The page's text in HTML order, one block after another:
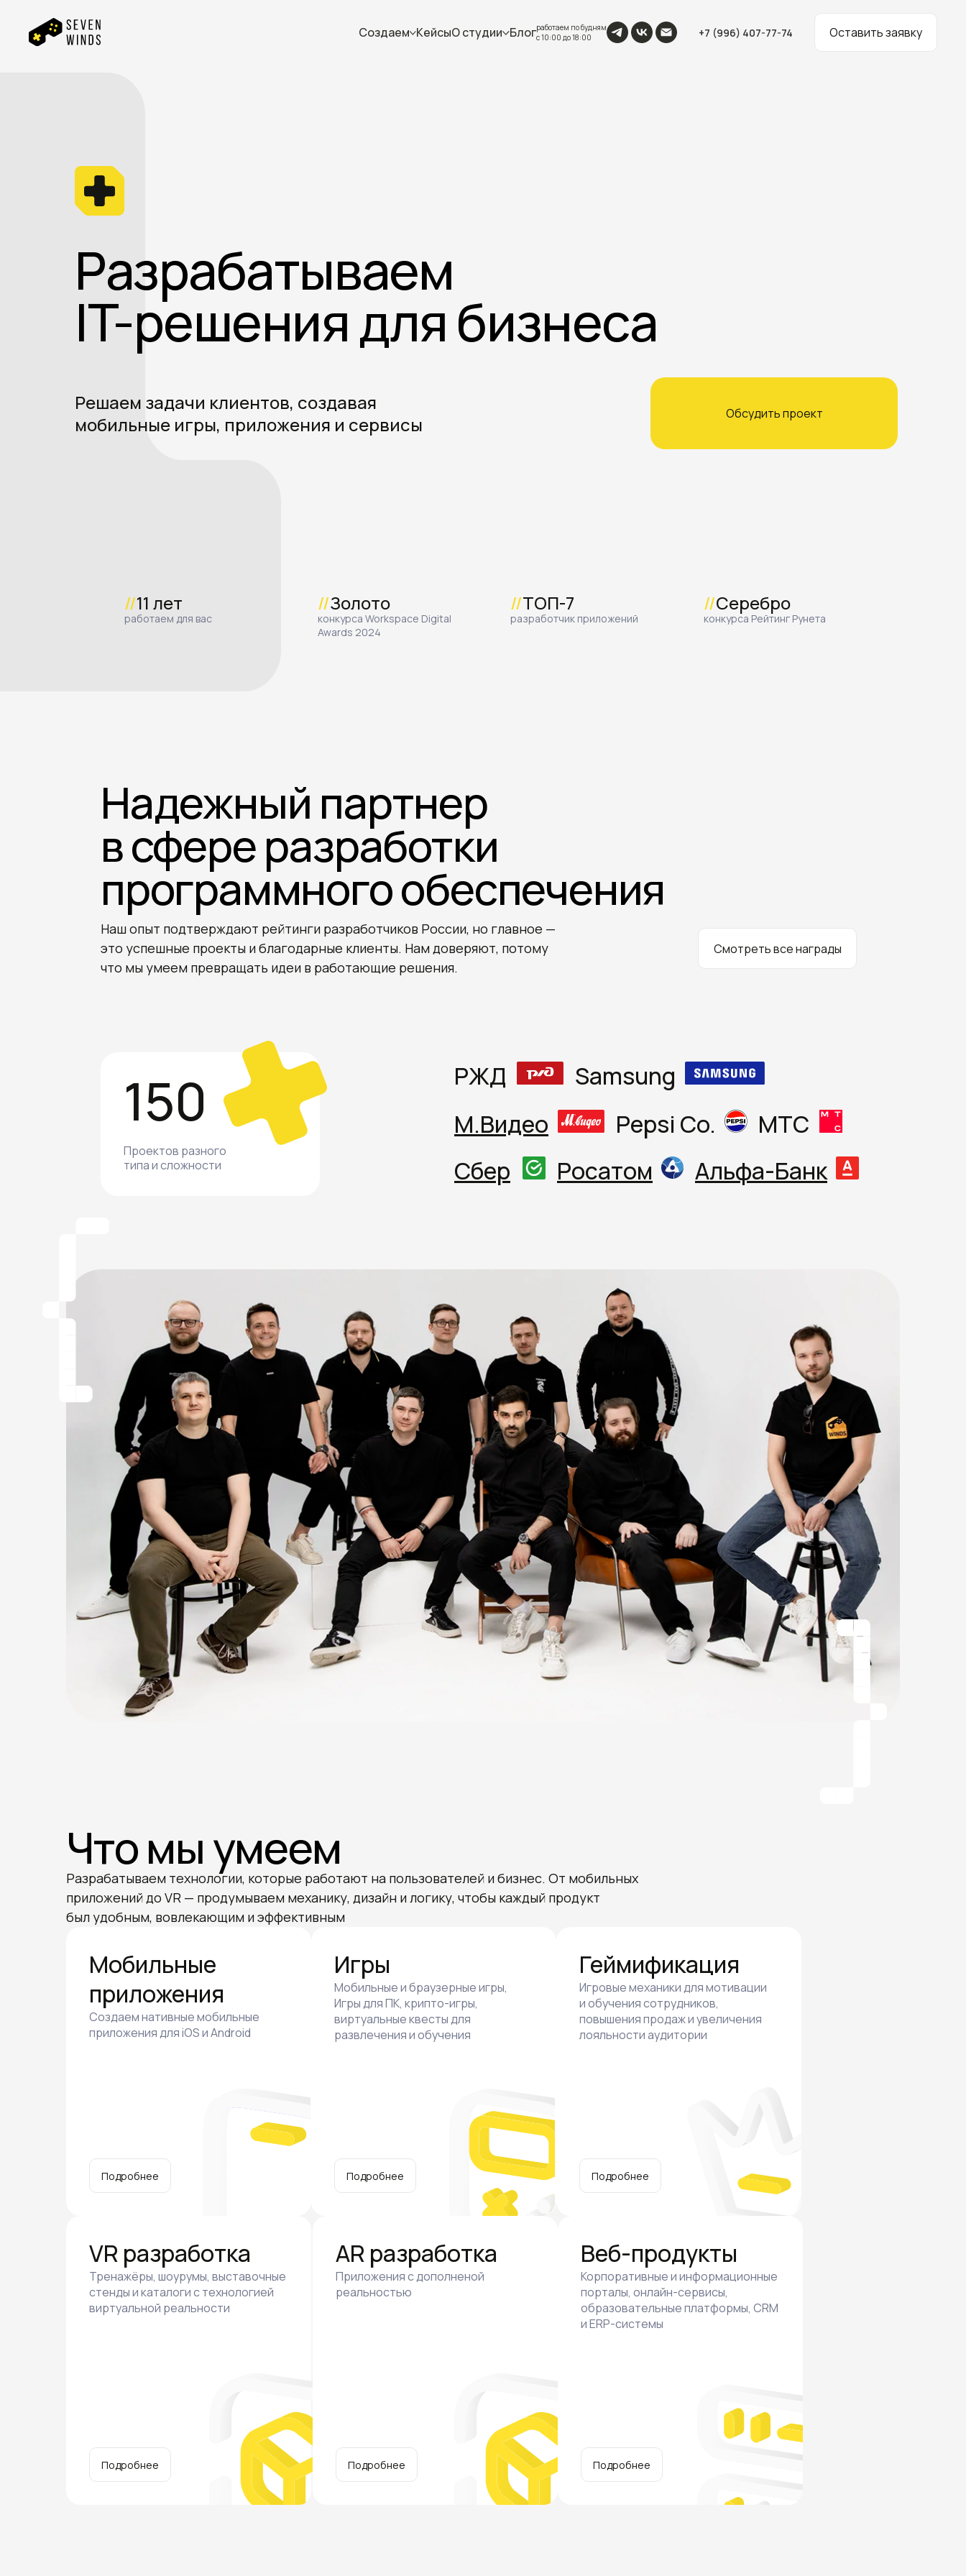
Создаем КейсыО студии Блогработаем по будням
с 10:00 до 18:00
+7 (996) 407-77-74 Оставить заявку
Разрабатываем
IT-решения для бизнеса
Решаем задачи клиентов, создавая
мобильные игры, приложения и сервисы
Обсудить проект
//11 лет
работаем для вас
//Золото
конкурса Workspace Digital
Awards 2024
//ТОП-7
разработчик приложений
//Серебро
конкурса Рейтинг Рунета
Надежный партнер
в сфере разработки
программного обеспечения
Наш опыт подтверждают рейтинги разработчиков России, но главное —
это успешные проекты и благодарные клиенты. Нам доверяют, потому
что мы умеем превращать идеи в работающие решения.
Смотреть все награды
150
Проектов разного
типа и сложности
РЖД
Samsung
М.Видео
Pepsi Co.
МТС
Сбер
Росатом Альфа-Банк
Что мы умеем
Разрабатываем технологии, которые работают на пользователей и бизнес. От мобильных
приложений до VR — продумываем механику, дизайн и логику, чтобы каждый продукт
был удобным, вовлекающим и эффективным
Подробнее
Мобильные
приложения
Создаем нативные мобильные
приложения для iOS и Android
Подробнее
Игры
Мобильные и браузерные игры,
Игры для ПК, крипто-игры,
виртуальные квесты для
развлечения и обучения
Подробнее
Геймификация
Игровые механики для мотивации
и обучения сотрудников,
повышения продаж и увеличения
лояльности аудитории
Подробнее
VR разработка
Тренажёры, шоурумы, выставочные
стенды и каталоги с технологией
виртуальной реальности
Подробнее
AR разработка
Приложения с дополненой
реальностью
Подробнее
Веб-продукты
Корпоративные и информационные
порталы, онлайн-сервисы,
образовательные платформы, CRM
и ERP-системы